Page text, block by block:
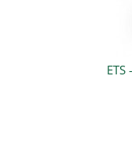
BIO, 25